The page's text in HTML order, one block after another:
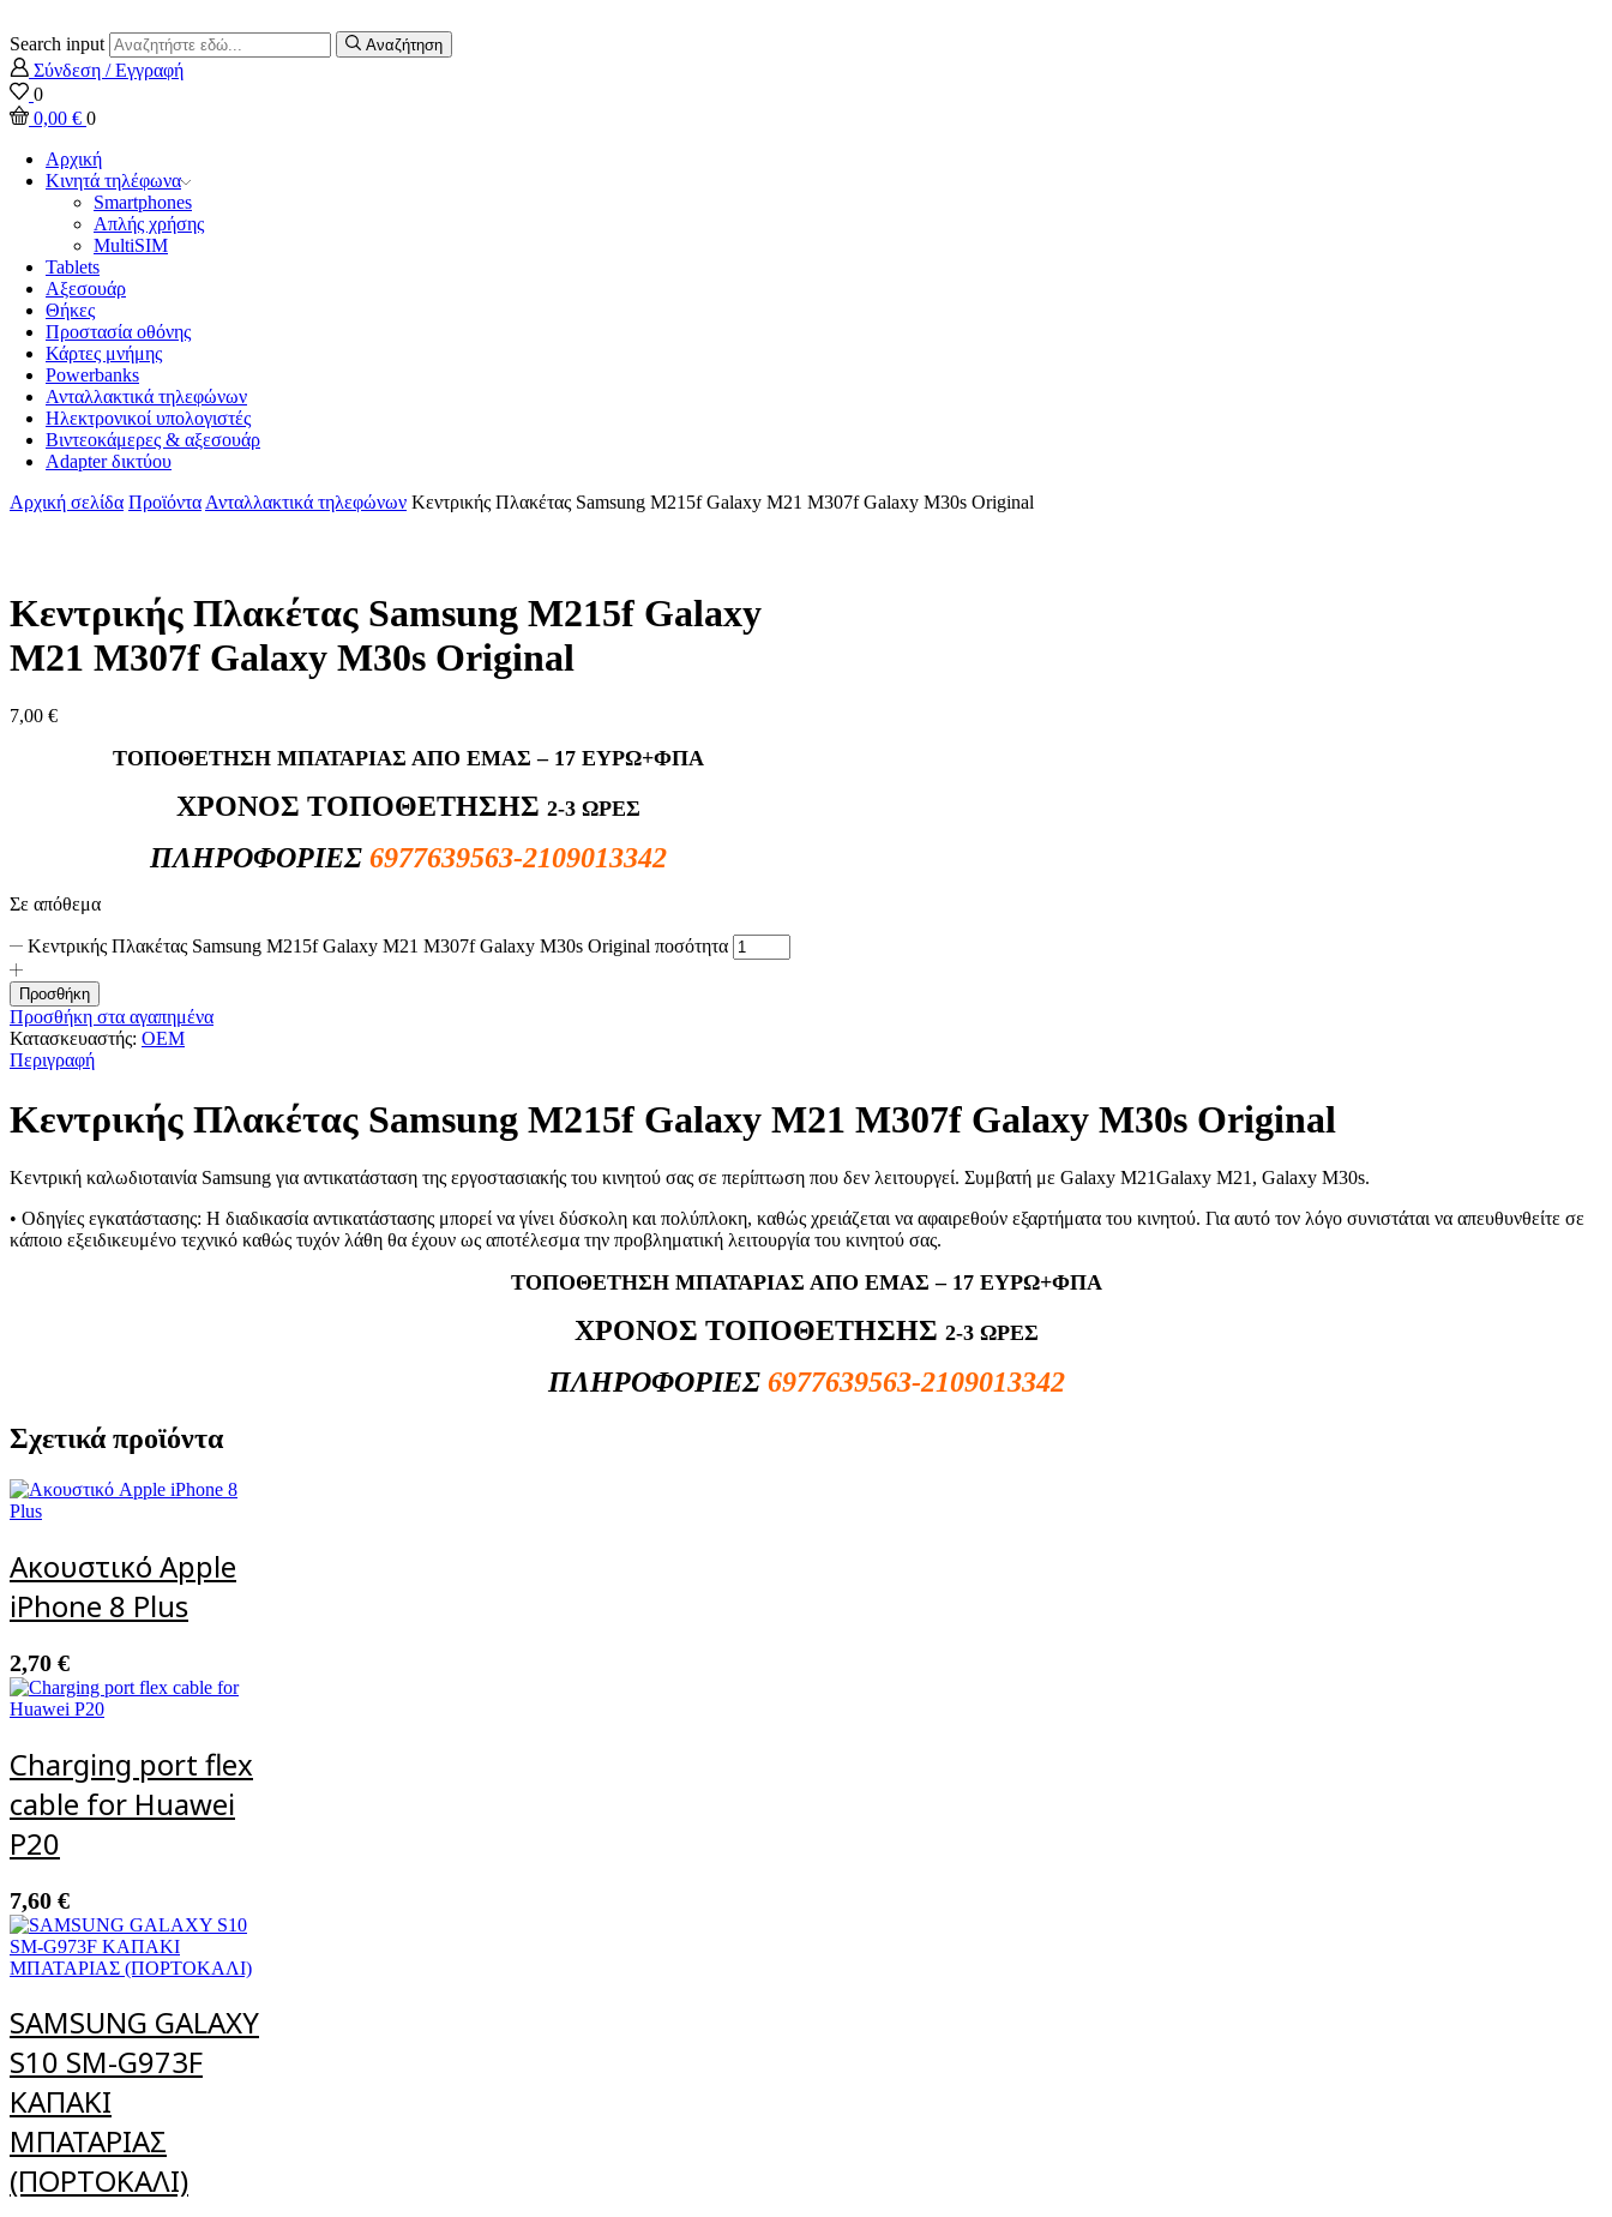
Search input Αναζήτηση
Σύνδεση / Εγγραφή
0
0,00 € 0
Αρχική
Κινητά τηλέφωνα
Smartphones
Απλής χρήσης
MultiSIM
Tablets
Αξεσουάρ
Θήκες
Προστασία οθόνης
Κάρτες μνήμης
Powerbanks
Ανταλλακτικά τηλεφώνων
Ηλεκτρονικοί υπολογιστές
Βιντεοκάμερες & αξεσουάρ
Adapter δικτύου
Αρχική σελίδα Προϊόντα Ανταλλακτικά τηλεφώνων Κεντρικής Πλακέτας Samsung M215f Galaxy M21 M307f Galaxy M30s Original
Κεντρικής Πλακέτας Samsung M215f Galaxy
M21 M307f Galaxy M30s Original
7,00 €
ΤΟΠΟΘΕΤΗΣΗ ΜΠΑΤΑΡΙΑΣ ΑΠΟ ΕΜΑΣ – 17 ΕΥΡΩ+ΦΠΑ
ΧΡΟΝΟΣ ΤΟΠΟΘΕΤΗΣΗΣ 2-3 ΩΡΕΣ
ΠΛΗΡΟΦΟΡΙΕΣ 6977639563-2109013342
Σε απόθεμα
Κεντρικής Πλακέτας Samsung M215f Galaxy M21 M307f Galaxy M30s Original ποσότητα
Προσθήκη
Προσθήκη στα αγαπημένα
Κατασκευαστής: OEM
Περιγραφή
Κεντρικής Πλακέτας Samsung M215f Galaxy M21 M307f Galaxy M30s Original
Κεντρική καλωδιοταινία Samsung για αντικατάσταση της εργοστασιακής του κινητού σας σε περίπτωση που δεν λειτουργεί. Συμβατή με Galaxy M21Galaxy M21, Galaxy M30s.
• Οδηγίες εγκατάστασης: Η διαδικασία αντικατάστασης μπορεί να γίνει δύσκολη και πολύπλοκη, καθώς χρειάζεται να αφαιρεθούν εξαρτήματα του κινητού. Για αυτό τον λόγο συνιστάται να απευθυνθείτε σε
κάποιο εξειδικευμένο τεχνικό καθώς τυχόν λάθη θα έχουν ως αποτέλεσμα την προβληματική λειτουργία του κινητού σας.
ΤΟΠΟΘΕΤΗΣΗ ΜΠΑΤΑΡΙΑΣ ΑΠΟ ΕΜΑΣ – 17 ΕΥΡΩ+ΦΠΑ
ΧΡΟΝΟΣ ΤΟΠΟΘΕΤΗΣΗΣ 2-3 ΩΡΕΣ
ΠΛΗΡΟΦΟΡΙΕΣ 6977639563-2109013342
Σχετικά προϊόντα
Ακουστικό Apple
iPhone 8 Plus
2,70 €
Charging port flex
cable for Huawei
P20
7,60 €
SAMSUNG GALAXY
S10 SM-G973F
ΚΑΠΑΚΙ
ΜΠΑΤΑΡΙΑΣ
(ΠΟΡΤΟΚΑΛΙ)